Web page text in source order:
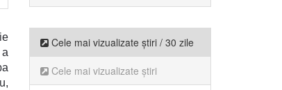
Cele mai vizualizate știri / 30 zile
Cele mai vizualizate știri